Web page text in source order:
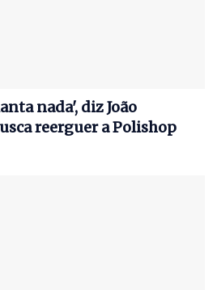
nada', diz João
reerguer a Polishop